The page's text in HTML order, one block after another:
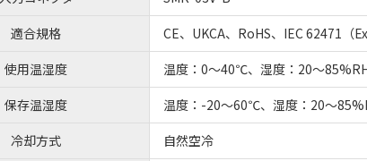
適合規格
CE、UKCA、RoHS、IEC 62471（
使用温湿度
温度：0～40℃、湿度：20～85%RH
保存温湿度
温度：-20～60℃、湿度：20～
冷却方式
自然空冷